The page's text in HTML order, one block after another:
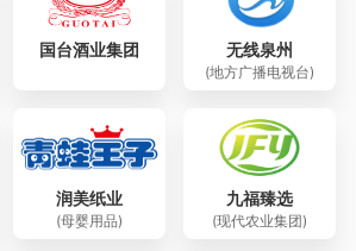
国台酒业集团 无线泉州
(地方广播电视台)
润美纸业
(母婴用品)
九福臻选
(现代农业集团)